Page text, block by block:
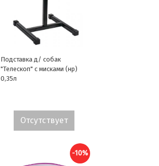
Подставка д/ собак
"Телескоп" с мисками (нр)
0,35л
Отсутствует
-10%